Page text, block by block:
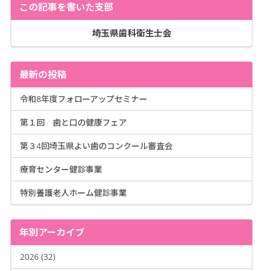
この記事を書いた支部
埼玉県歯科衛生士会
最新の投稿
令和8年度フォローアップセミナー
第１回 歯と口の健康フェア
第３4回埼玉県よい歯のコンクール審査会
療育センター健診事業
特別養護老人ホーム健診事業
年別アーカイブ
2026 (32)